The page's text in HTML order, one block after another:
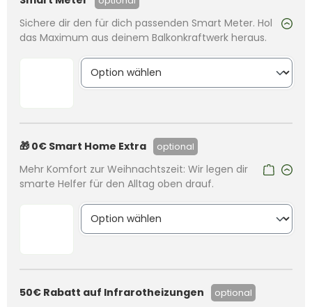
Sichere dir den für dich passenden Smart Meter. Hol
das Maximum aus deinem Balkonkraftwerk heraus.
🎁 0€ Smart Home Extra optional
Mehr Komfort zur Weihnachtszeit: Wir legen dir
smarte Helfer für den Alltag oben drauf.
50€ Rabatt auf Infrarotheizungen optional